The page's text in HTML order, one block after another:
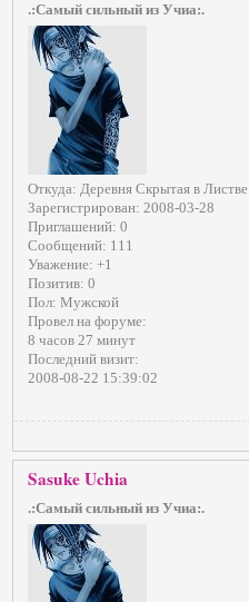
.:Самый сильный из Учиа:.
Откуда: Деревня Скрытая в Листве
Зарегистрирован: 2008-03-28
Приглашений: 0
Сообщений: 111
Уважение: +1
Позитив: 0
Пол: Мужской
Провел на форуме:
8 часов 27 минут
Последний визит:
2008-08-22 15:39:02
Sasuke Uchia
.:Самый сильный из Учиа:.